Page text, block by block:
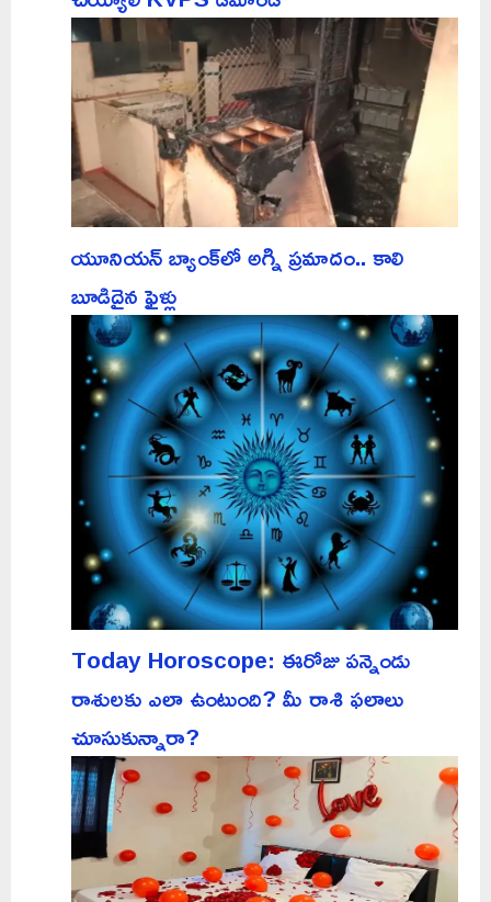
యూనియన్ బ్యాంక్‌లో అగ్ని ప్రమాదం.. కాలి
బూడిదైన ఫైళ్లు
Today Horoscope: ఈరోజు పన్నెండు
రాశులకు ఎలా ఉంటుంది? మీ రాశి ఫలాలు
చూసుకున్నారా?